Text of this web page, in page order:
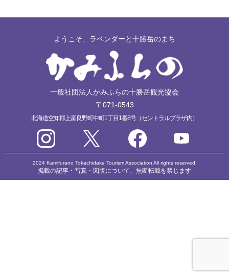
ようこそ、ラベンダーと十勝岳のまち
一般社団法人かみふらの十勝岳観光協会
〒071-0543
北海道空知郡上富良野町中町1丁目1番8号（セントラルプラザ内）
2024 Kamifurano Tokachidake Tourism Association All rights reserved.
掲載の記事・写真・図版について、無断転載を禁じます